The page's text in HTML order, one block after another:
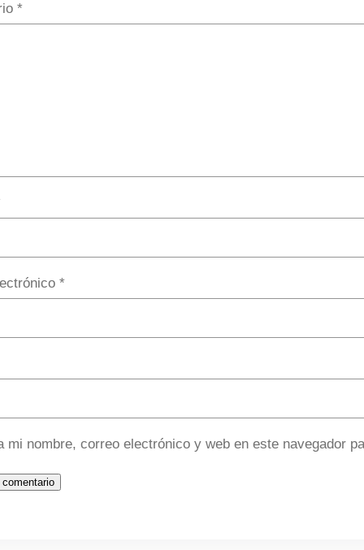
*
*
mi nombre, correo electrónico y web en este navegador